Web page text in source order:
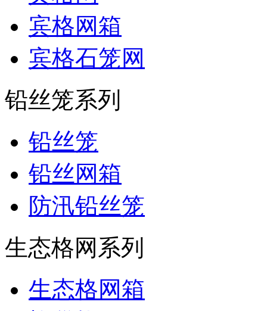
宾格网箱
宾格石笼网
铅丝笼系列
铅丝笼
铅丝网箱
防汛铅丝笼
生态格网系列
生态格网箱